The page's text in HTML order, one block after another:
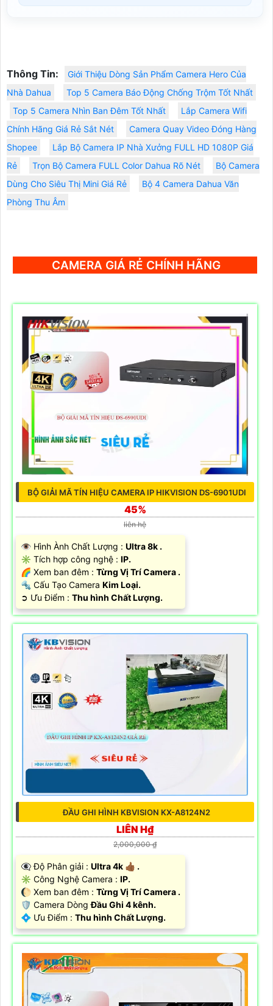
Thông Tin:
Giới Thiệu Dòng Sản Phẩm Camera Hero Của
Nhà Dahua
Top 5 Camera Báo Động Chống Trộm Tốt Nhất
Top 5 Camera Nhìn Ban Đêm Tốt Nhất
Lắp Camera Wifi
Chính Hãng Giá Rẻ Sắt Nét
Camera Quay Video Đóng Hàng
Shopee
Lắp Bộ Camera IP Nhà Xưởng FULL HD 1080P Giá
Rẻ
Trọn Bộ Camera FULL Color Dahua Rõ Nét
Bộ Camera
Dùng Cho Siêu Thị Mini Giá Rẻ
Bộ 4 Camera Dahua Văn
Phòng Thu Âm
CAMERA GIÁ RẺ CHÍNH HÃNG
BỘ GIẢI MÃ TÍN HIỆU CAMERA IP HIKVISION DS-6901UDI
45%
liên hệ
👁 Hình Ành Chất Lượng : Ultra 8k .
✳️ Tích hợp công nghệ : IP.
🌈 Xem ban đêm : Từng Vị Trí Camera .
🔩 Cấu Tạo Camera Kim Loại.
️➲ Ưu Điểm : Thu hình Chất Lượng.
ĐẦU GHI HÌNH KBVISION KX-A8124N2
LIÊN H₫
2,000,000 ₫
👁️‍🗨 Độ Phân giải : Ultra 4k 👍🏾 .
✳️ Công Nghệ Camera : IP.
🌔 Xem ban đêm : Từng Vị Trí Camera .
🛡 Camera DòngĐầu Ghi 4 kênh.
️💠 Ưu Điểm : Thu hình Chất Lượng.